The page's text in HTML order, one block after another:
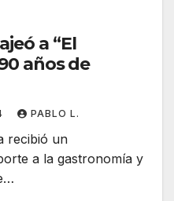
a “El
años de
PABLO L.
recibió un
a la gastronomía y